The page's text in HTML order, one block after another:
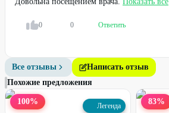
0 0 Ответить
Все отзывы
Написать отзыв
Похожие предложения
100% Легенда 83%